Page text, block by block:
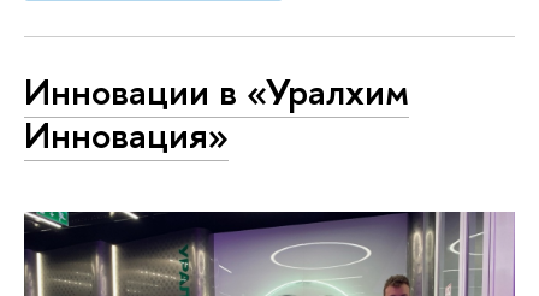
Инновации в «Уралхим
Инновация»